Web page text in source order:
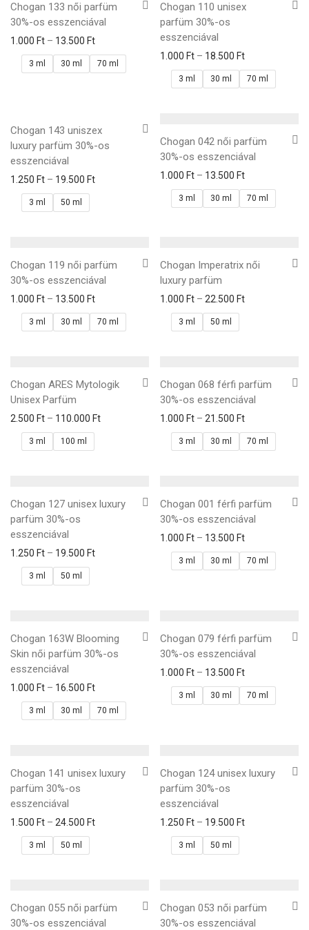
Chogan 133 női parfüm
30%-os esszenciával
1.000 Ft – 13.500 Ft
3 ml 30 ml 70 ml
Chogan 110 unisex
parfüm 30%-os
esszenciával
1.000 Ft – 18.500 Ft
3 ml 30 ml 70 ml
Chogan 143 uniszex
luxury parfüm 30%-os
esszenciával
1.250 Ft – 19.500 Ft
3 ml 50 ml
Chogan 042 női parfüm
30%-os esszenciával
1.000 Ft – 13.500 Ft
3 ml 30 ml 70 ml
Chogan 119 női parfüm
30%-os esszenciával
1.000 Ft – 13.500 Ft
3 ml 30 ml 70 ml
Chogan Imperatrix női
luxury parfüm
1.000 Ft – 22.500 Ft
3 ml 50 ml
Chogan ARES Mytologik
Unisex Parfüm
2.500 Ft – 110.000 Ft
3 ml 100 ml
Chogan 068 férfi parfüm
30%-os esszenciával
1.000 Ft – 21.500 Ft
3 ml 30 ml 70 ml
Chogan 127 unisex luxury
parfüm 30%-os
esszenciával
1.250 Ft – 19.500 Ft
3 ml 50 ml
Chogan 001 férfi parfüm
30%-os esszenciával
1.000 Ft – 13.500 Ft
3 ml 30 ml 70 ml
Chogan 163W Blooming
Skin női parfüm 30%-os
esszenciával
1.000 Ft – 16.500 Ft
3 ml 30 ml 70 ml
Chogan 079 férfi parfüm
30%-os esszenciával
1.000 Ft – 13.500 Ft
3 ml 30 ml 70 ml
Chogan 141 unisex luxury
parfüm 30%-os
esszenciával
1.500 Ft – 24.500 Ft
3 ml 50 ml
Chogan 124 unisex luxury
parfüm 30%-os
esszenciával
1.250 Ft – 19.500 Ft
3 ml 50 ml
Chogan 055 női parfüm
30%-os esszenciával
Chogan 053 női parfüm
30%-os esszenciával